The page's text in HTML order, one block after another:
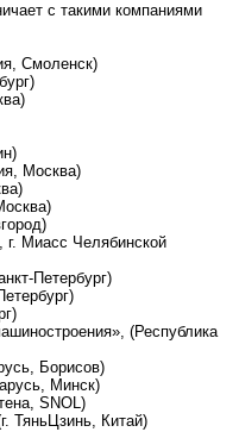
с такими компаниями
Смоленск)
Москва)
Миасс Челябинской
Петербург)
(Республика
Борисов)
Минск)
SNOL)
ТяньЦзинь, Китай)